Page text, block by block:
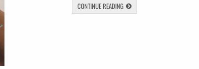
CONTINUE READING